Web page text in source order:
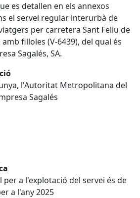
es detallen en els annexos
el servei regular interurbà de
per carretera Sant Feliu de
filloles (V-6439), del qual és
Sagalés, SA.
l'Autoritat Metropolitana del
Sagalés
a l'explotació del servei és de
a l'any 2025